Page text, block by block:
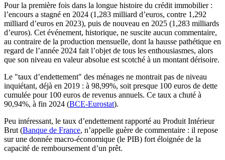
Pour la première fois dans la longue histoire du crédit immobilier :
l’encours a stagné en 2024 (1,283 milliard d’euros, contre 1,292
milliard d’euros en 2023), puis de nouveau en 2025 (1,283 milliards
d’euros). Cet événement, historique, ne suscite aucun commentaire,
au contraire de la production mensuelle, dont la hausse pathétique en
regard de l’année 2024 fait l’objet de tous les enthousiasmes, alors
que son niveau en valeur absolue est scotché à un montant dérisoire.
Le "taux d’endettement" des ménages ne montrait pas de niveau
inquiétant, déjà en 2019 : à 98,99%, soit presque 100 euros de dette
cumulée pour 100 euros de revenus annuels. Ce taux a chuté à
90,94%, à fin 2024 (BCE-Eurostat).
Peu intéressant, le taux d’endettement rapporté au Produit Intérieur
Brut (Banque de France, n’appelle guère de commentaire : il repose
sur une donnée macro-économique (le PIB) fort éloignée de la
capacité de remboursement d’un prêt.